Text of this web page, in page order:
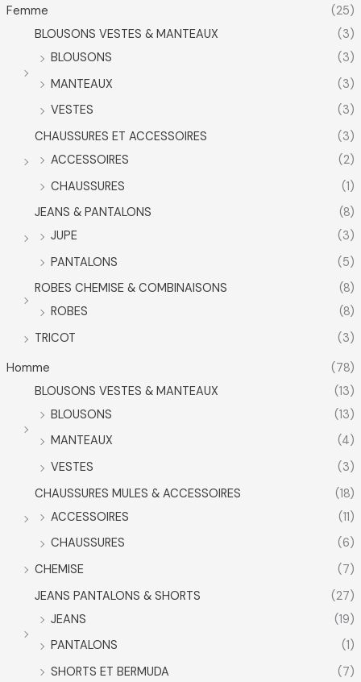
Femme
(25)
BLOUSONS VESTES & MANTEAUX
(3)
BLOUSONS
(3)
MANTEAUX
(3)
VESTES
(3)
CHAUSSURES ET ACCESSOIRES
(3)
ACCESSOIRES
(2)
CHAUSSURES
(1)
JEANS & PANTALONS
(8)
JUPE
(3)
PANTALONS
(5)
ROBES CHEMISE & COMBINAISONS
(8)
ROBES
(8)
TRICOT
(3)
Homme
(78)
BLOUSONS VESTES & MANTEAUX
(13)
BLOUSONS
(13)
MANTEAUX
(4)
VESTES
(3)
CHAUSSURES MULES & ACCESSOIRES
(18)
ACCESSOIRES
(11)
CHAUSSURES
(6)
CHEMISE
(7)
JEANS PANTALONS & SHORTS
(27)
JEANS
(19)
PANTALONS
(1)
SHORTS ET BERMUDA
(7)